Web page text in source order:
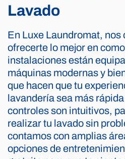
Lavado
En Luxe Laundromat, nos
ofrecerte lo mejor en
instalaciones están
máquinas modernas y
que hacen que tu
lavandería sea más
controles son intuitivos,
realizar tu lavado sin
contamos con amplias
opciones de